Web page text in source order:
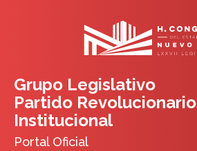
Grupo Legislativo
Partido Revolucionario
Institucional
Portal Oficial